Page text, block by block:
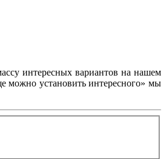
интересных вариантов на нашем
можно установить интересного» мы